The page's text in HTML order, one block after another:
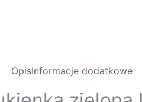
OpisInformacje dodatkowe